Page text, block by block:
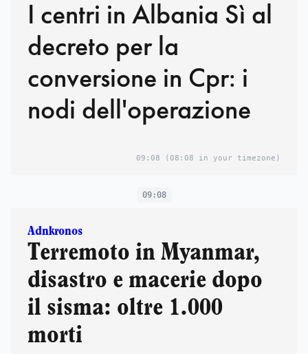
I centri in Albania Sì al
decreto per la
conversione in Cpr: i
nodi dell'operazione
09:08 (08:08 in your timezone)
09:08
Adnkronos
Terremoto in Myanmar,
disastro e macerie dopo
il sisma: oltre 1.000
morti